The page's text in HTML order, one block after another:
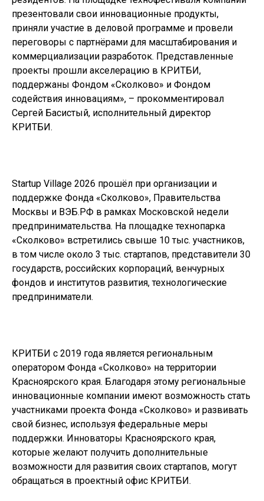
презентовали свои инновационные продукты,
приняли участие в деловой программе и провели
переговоры с партнёрами для масштабирования и
коммерциализации разработок. Представленные
проекты прошли акселерацию в КРИТБИ,
поддержаны Фондом «Сколково» и Фондом
содействия инновациям», – прокомментировал
Сергей Басистый, исполнительный директор
КРИТБИ.
Startup Village 2026 прошёл при организации и
поддержке Фонда «Сколково», Правительства
Москвы и ВЭБ.РФ в рамках Московской недели
предпринимательства. На площадке технопарка
«Сколково» встретились свыше 10 тыс. участников,
в том числе около 3 тыс. стартапов, представители 30
государств, российских корпораций, венчурных
фондов и институтов развития, технологические
предприниматели.
КРИТБИ с 2019 года является региональным
оператором Фонда «Сколково» на территории
Красноярского края. Благодаря этому региональные
инновационные компании имеют возможность стать
участниками проекта Фонда «Сколково» и развивать
свой бизнес, используя федеральные меры
поддержки. Инноваторы Красноярского края,
которые желают получить дополнительные
возможности для развития своих стартапов, могут
обращаться в проектный офис КРИТБИ.